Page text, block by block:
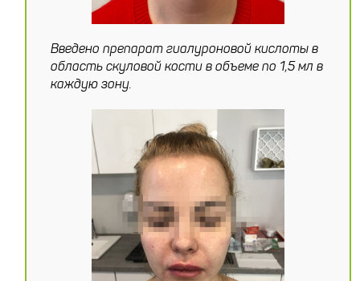
Введено препарат гиалуроновой кислоты в
область скуловой кости в объеме по 1,5 мл в
каждую зону.